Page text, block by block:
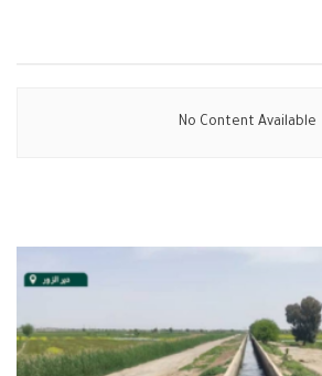
No Content Available